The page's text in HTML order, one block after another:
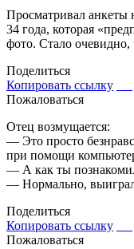
Просматривал
34 года, которая
фото. Стало очевидно,
Поделиться
Копировать ссылку
Пожаловаться
Отец возмущается:
— Это просто
при помощи
— А как ты
— Нормально,
Поделиться
Копировать ссылку
Пожаловаться